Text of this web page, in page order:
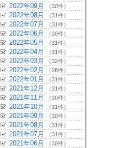
2022年09月 （30件）
2022年08月 （31件）
2022年07月 （31件）
2022年06月 （30件）
2022年05月 （31件）
2022年04月 （31件）
2022年03月 （32件）
2022年02月 （28件）
2022年01月 （31件）
2021年12月 （31件）
2021年11月 （30件）
2021年10月 （31件）
2021年09月 （30件）
2021年08月 （31件）
2021年07月 （31件）
2021年06月 （30件）